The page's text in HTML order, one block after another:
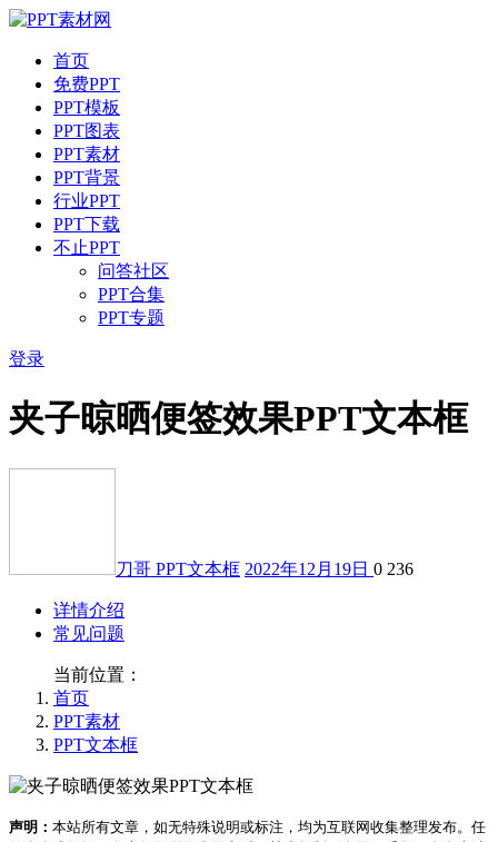
首页
免费PPT
PPT模板
PPT图表
PPT素材
PPT背景
行业PPT
PPT下载
不止PPT
问答社区
PPT合集
PPT专题
登录
夹子晾晒便签效果PPT文本框
刀哥 PPT文本框 2022年12月19日 0 236
详情介绍
常见问题
当前位置：
首页
PPT素材
PPT文本框
声明： 本站所有文章，如无特殊说明或标注，均为互联网收集整理发布。任